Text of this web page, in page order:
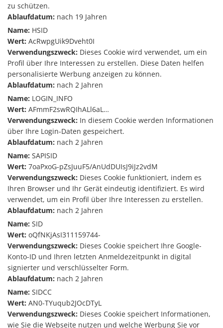
zu schützen.
Ablaufdatum: nach 19 Jahren
Name: HSID
Wert: AcRwpgUik9Dveht0I
Verwendungszweck: Dieses Cookie wird verwendet, um ein
Profil über Ihre Interessen zu erstellen. Diese Daten helfen
personalisierte Werbung anzeigen zu können.
Ablaufdatum: nach 2 Jahren
Name: LOGIN_INFO
Wert: AFmmF2swRQIhALl6aL…
Verwendungszweck: In diesem Cookie werden Informationen
über Ihre Login-Daten gespeichert.
Ablaufdatum: nach 2 Jahren
Name: SAPISID
Wert: 7oaPxoG-pZsJuuF5/AnUdDUIsJ9iJz2vdM
Verwendungszweck: Dieses Cookie funktioniert, indem es
Ihren Browser und Ihr Gerät eindeutig identifiziert. Es wird
verwendet, um ein Profil über Ihre Interessen zu erstellen.
Ablaufdatum: nach 2 Jahren
Name: SID
Wert: oQfNKjAsI311159744-
Verwendungszweck: Dieses Cookie speichert Ihre Google-
Konto-ID und Ihren letzten Anmeldezeitpunkt in digital
signierter und verschlüsselter Form.
Ablaufdatum: nach 2 Jahren
Name: SIDCC
Wert: AN0-TYuqub2JOcDTyL
Verwendungszweck: Dieses Cookie speichert Informationen,
wie Sie die Webseite nutzen und welche Werbung Sie vor